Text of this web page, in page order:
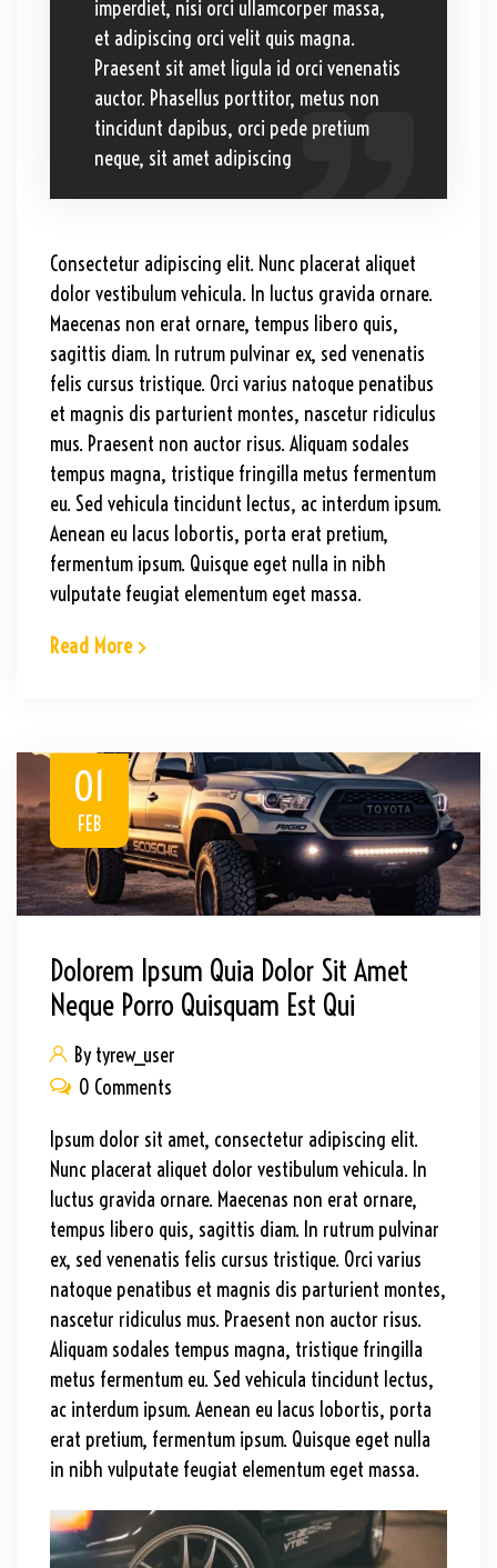
imperdiet, nisi orci ullamcorper massa,
et adipiscing orci velit quis magna.
Praesent sit amet ligula id orci venenatis
auctor. Phasellus porttitor, metus non
tincidunt dapibus, orci pede pretium
neque, sit amet adipiscing
Consectetur adipiscing elit. Nunc placerat aliquet
dolor vestibulum vehicula. In luctus gravida ornare.
Maecenas non erat ornare, tempus libero quis,
sagittis diam. In rutrum pulvinar ex, sed venenatis
felis cursus tristique. Orci varius natoque penatibus
et magnis dis parturient montes, nascetur ridiculus
mus. Praesent non auctor risus. Aliquam sodales
tempus magna, tristique fringilla metus fermentum
eu. Sed vehicula tincidunt lectus, ac interdum ipsum.
Aenean eu lacus lobortis, porta erat pretium,
fermentum ipsum. Quisque eget nulla in nibh
vulputate feugiat elementum eget massa.
Read More
01
FEB
Dolorem Ipsum Quia Dolor Sit Amet
Neque Porro Quisquam Est Qui
By tyrew_user
0 Comments
Ipsum dolor sit amet, consectetur adipiscing elit.
Nunc placerat aliquet dolor vestibulum vehicula. In
luctus gravida ornare. Maecenas non erat ornare,
tempus libero quis, sagittis diam. In rutrum pulvinar
ex, sed venenatis felis cursus tristique. Orci varius
natoque penatibus et magnis dis parturient montes,
nascetur ridiculus mus. Praesent non auctor risus.
Aliquam sodales tempus magna, tristique fringilla
metus fermentum eu. Sed vehicula tincidunt lectus,
ac interdum ipsum. Aenean eu lacus lobortis, porta
erat pretium, fermentum ipsum. Quisque eget nulla
in nibh vulputate feugiat elementum eget massa.